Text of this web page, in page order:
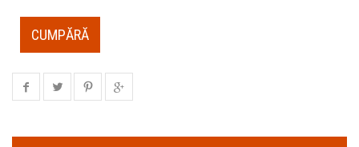
CUMPĂRĂ